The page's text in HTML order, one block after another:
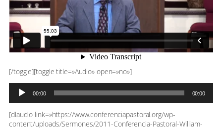
[/toggle][toggle title=»Audio» open=»no»]
Reproductor
audio
00:00 00:00
[dlaudio link=»https://www.conferenciapastoral.org/wp-
content/uploads/Sermones/2011-Conferencia-Pastoral-William-